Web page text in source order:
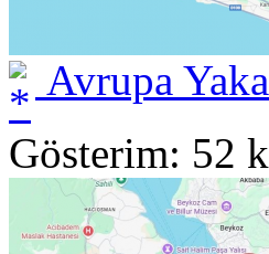
Avrupa
Gösterim: 52